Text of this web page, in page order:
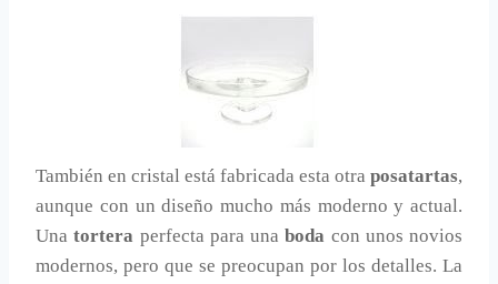
También en cristal está fabricada esta otra posatartas,
aunque con un diseño mucho más moderno y actual.
Unatortera perfecta para unaboda con unos novios
modernos, pero que se preocupan por los detalles. La